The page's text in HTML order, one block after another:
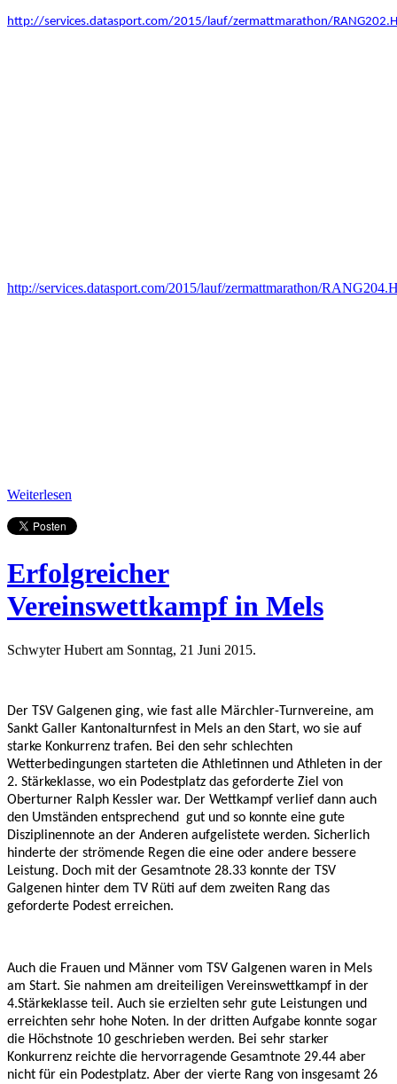
http://services.datasport.com/2015/lauf/zermattmarathon/
http://services.datasport.com/2015/lauf/zermattmarathon/
Weiterlesen
Erfolgreicher
Vereinswettkampf in Mels
Schwyter Hubert am Sonntag, 21 Juni 2015.
Der TSV Galgenen ging, wie fast alle Märchler-Turnvereine, am
Sankt Galler Kantonalturnfest in Mels an den Start, wo sie auf
starke Konkurrenz trafen. Bei den sehr schlechten
Wetterbedingungen starteten die Athletinnen und Athleten in der
2. Stärkeklasse, wo ein Podestplatz das geforderte Ziel von
Oberturner Ralph Kessler war. Der Wettkampf verlief dann auch
den Umständen entsprechend gut und so konnte eine gute
Disziplinennote an der Anderen aufgelistete werden. Sicherlich
hinderte der strömende Regen die eine oder andere bessere
Leistung. Doch mit der Gesamtnote 28.33 konnte der TSV
Galgenen hinter dem TV Rüti auf dem zweiten Rang das
geforderte Podest erreichen.
Auch die Frauen und Männer vom TSV Galgenen waren in Mels
am Start. Sie nahmen am dreiteiligen Vereinswettkampf in der
4.Stärkeklasse teil. Auch sie erzielten sehr gute Leistungen und
erreichten sehr hohe Noten. In der dritten Aufgabe konnte sogar
die Höchstnote 10 geschrieben werden. Bei sehr starker
Konkurrenz reichte die hervorragende Gesamtnote 29.44 aber
nicht für ein Podestplatz. Aber der vierte Rang von insgesamt 26